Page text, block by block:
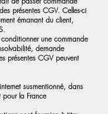
présentes CGV. Celles-ci
émanant du client,
une commande
demande
présentes CGV peuvent
susmentionné, dans
la France